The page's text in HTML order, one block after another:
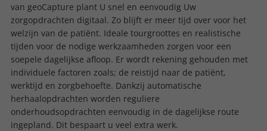
van geoCapture plant U snel en eenvoudig Uw
zorgopdrachten digitaal. Zo blijft er meer tijd over voor het
welzijn van de patiënt. Ideale tourgroottes en realistische
tijden voor de nodige werkzaamheden zorgen voor een
soepele dagelijkse afloop. Er wordt rekening gehouden met
individuele factoren zoals; de reistijd naar de patiënt,
werktijd en zorgbehoefte. Dankzij automatische
herhaalopdrachten worden reguliere
onderhoudsopdrachten eenvoudig in de dagelijkse route
ingepland. Dit bespaart u veel extra werk.